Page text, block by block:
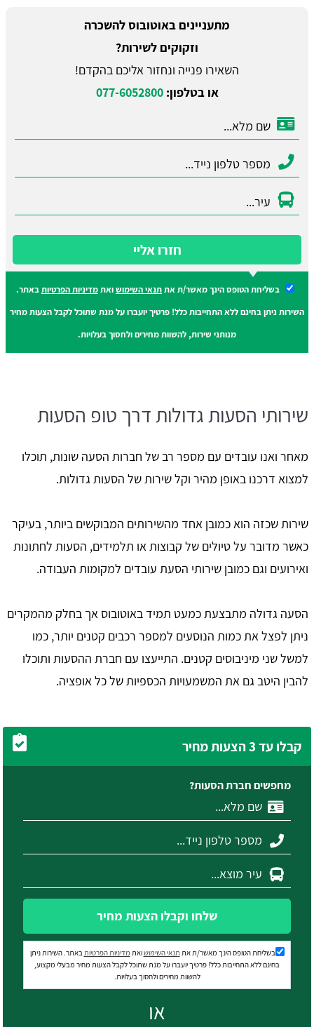
מתעניינים באוטובוס להשכרה
וזקוקים לשירות?
השאירו פנייה ונחזור אליכם בהקדם!
או בטלפון:077-6052800
חזרו אליי
בשליחת הטופס הינך מאשר/ת אתתנאי השימושואתמדיניות הפרטיותבאתר.
השירות ניתן בחינם ללא התחייבות כלל! פרטיך יועברו על מנת שתוכל לקבל הצעות מחיר
מנותני שירות, להשוות מחירים ולחסוך בעלויות.
שירותי הסעות גדולות דרך טופ הסעות
מאחר ואנו עובדים עם מספר רב של חברות הסעה שונות, תוכלו
למצוא דרכנו באופן מהיר וקל שירות של הסעות גדולות.
שירות שכזה הוא כמובן אחד מהשירותים המבוקשים ביותר, בעיקר
כאשר מדובר על טיולים של קבוצות או תלמידים, הסעות לחתונות
ואירועים וגם כמובן שירותי הסעת עובדים למקומות העבודה.
הסעה גדולה מתבצעת כמעט תמיד באוטובוס אך בחלק מהמקרים
ניתן לפצל את כמות הנוסעים למספר רכבים קטנים יותר, כמו
למשל שני מיניבוסים קטנים. התייעצו עם חברת ההסעות ותוכלו
להבין היטב גם את המשמעויות הכספיות של כל אופציה.
קבלו עד 3 הצעות מחיר
מחפשים חברת הסעות?
שלחו וקבלו הצעות מחיר
בשליחת הטופס הינך מאשר/ת את תנאי השימושואת מדיניות הפרטיות באתר. השירות ניתן
בחינם ללא התחייבות כלל! פרטיך יועברו על מנת שתוכל לקבל הצעות מחיר מבעלי מקצוע,
להשוות מחירים ולחסוך בעלויות.
או